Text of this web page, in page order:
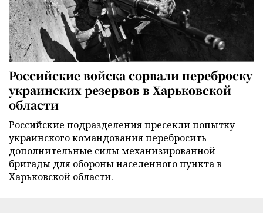
Российские войска сорвали переброску
украинских резервов в Харьковской
области
Российские подразделения пресекли попытку
украинского командования перебросить
дополнительные силы механизированной
бригады для обороны населенного пункта в
Харьковской области.